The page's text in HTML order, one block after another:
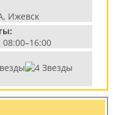
Ижевск
08:00–16:00